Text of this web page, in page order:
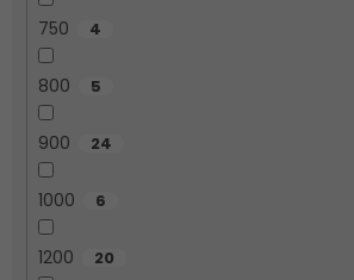
750 4
800 5
900 24
1000 6
1200 20